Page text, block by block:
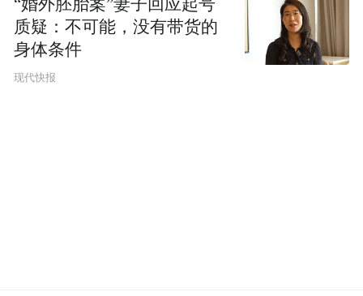
“婚外胚胎案”妻子回应起号
质疑：不可能，没有带货的
身体条件
现代快报